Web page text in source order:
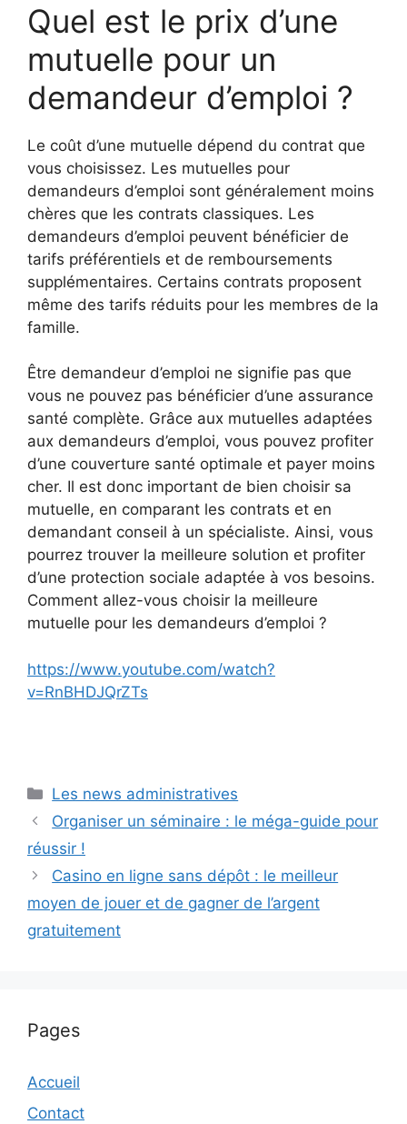
Quel est le prix d’une
mutuelle pour un
demandeur d’emploi ?
Le coût d’une mutuelle dépend du contrat que
vous choisissez. Les mutuelles pour
demandeurs d’emploi sont généralement moins
chères que les contrats classiques. Les
demandeurs d’emploi peuvent bénéficier de
tarifs préférentiels et de remboursements
supplémentaires. Certains contrats proposent
même des tarifs réduits pour les membres de la
famille.
Être demandeur d’emploi ne signifie pas que
vous ne pouvez pas bénéficier d’une assurance
santé complète. Grâce aux mutuelles adaptées
aux demandeurs d’emploi, vous pouvez profiter
d’une couverture santé optimale et payer moins
cher. Il est donc important de bien choisir sa
mutuelle, en comparant les contrats et en
demandant conseil à un spécialiste. Ainsi, vous
pourrez trouver la meilleure solution et profiter
d’une protection sociale adaptée à vos besoins.
Comment allez-vous choisir la meilleure
mutuelle pour les demandeurs d’emploi ?
https://www.youtube.com/watch?
v=RnBHDJQrZTs
Catégories
Les news administratives
Organiser un séminaire : le méga-guide pour
réussir !
Casino en ligne sans dépôt : le meilleur
moyen de jouer et de gagner de l’argent
gratuitement
Pages
Accueil
Contact